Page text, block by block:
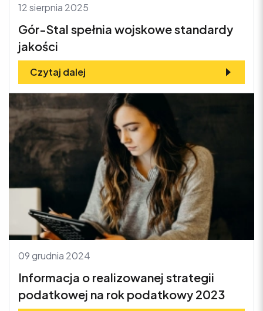
12 sierpnia 2025
Gór-Stal spełnia wojskowe standardy
jakości
Czytaj dalej
09 grudnia 2024
Informacja o realizowanej strategii
podatkowej na rok podatkowy 2023